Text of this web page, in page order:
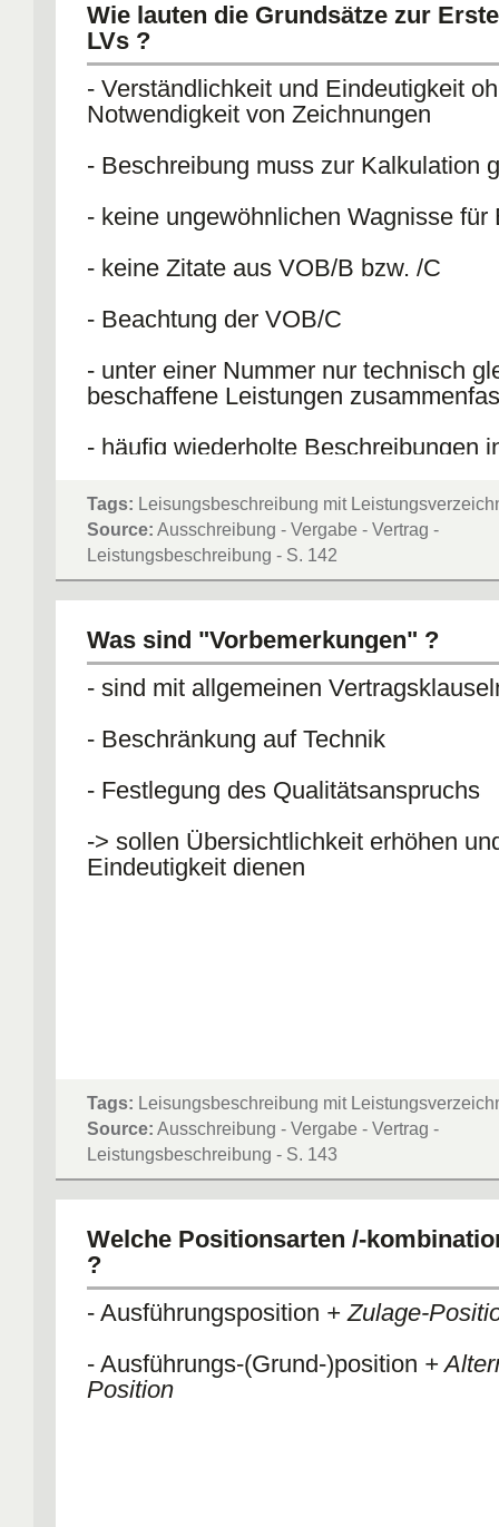
Wie lauten die Grundsätze zur
LVs ?
- Verständlichkeit und Eindeutigkeit
Notwendigkeit von Zeichnungen
- Beschreibung muss zur Kalkulation
- keine ungewöhnlichen Wagnisse für
- keine Zitate aus VOB/B bzw. /C
- Beachtung der VOB/C
- unter einer Nummer nur technisch
beschaffene Leistungen
- häufig wiederholte Beschreibungen
- BE bei größeren BV als gesonderte
Tags: Leisungsbeschreibung mit
Source: Ausschreibung - Vergabe - Vertrag -
Leistungsbeschreibung - S. 142
Was sind "Vorbemerkungen" ?
- sind mit allgemeinen
- Beschränkung auf Technik
- Festlegung des Qualitätsanspruchs
-> sollen Übersichtlichkeit erhöhen
Eindeutigkeit dienen
Tags: Leisungsbeschreibung mit
Source: Ausschreibung - Vergabe - Vertrag -
Leistungsbeschreibung - S. 143
Welche Positionsarten /-
?
- Ausführungsposition + Zulage-
- Ausführungs-(Grund-)position +
Position